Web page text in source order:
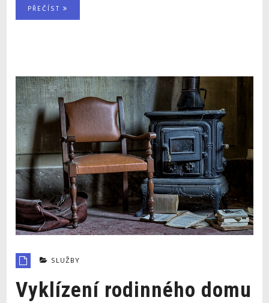
PŘEČÍST
SLUŽBY
Vyklízení rodinného domu